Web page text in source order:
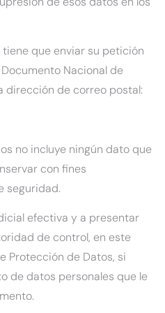
que enviar su petición
Nacional de
dirección de correo postal:
no incluye ningún dato que
con fines
seguridad.
efectiva y a presentar
de control, en este
Protección de Datos, si
de datos personales que le